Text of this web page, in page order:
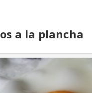
a la plancha